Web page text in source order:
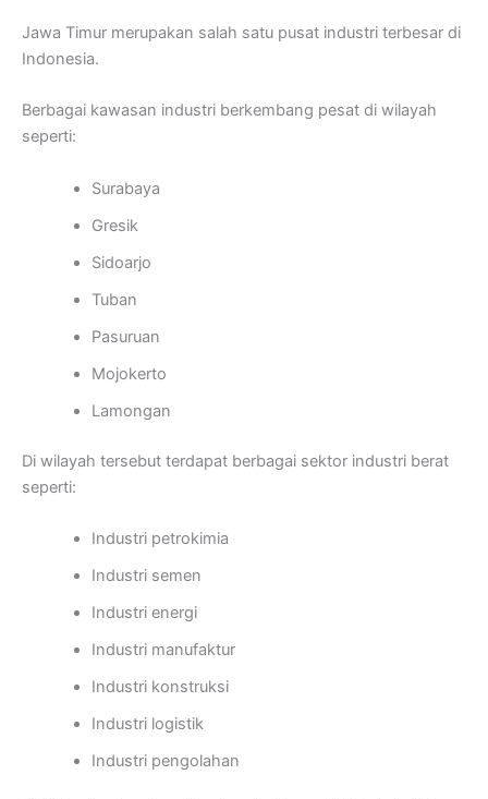
Jawa Timur merupakan salah satu pusat industri terbesar di
Indonesia.
Berbagai kawasan industri berkembang pesat di wilayah
seperti:
Surabaya
Gresik
Sidoarjo
Tuban
Pasuruan
Mojokerto
Lamongan
Di wilayah tersebut terdapat berbagai sektor industri berat
seperti:
Industri petrokimia
Industri semen
Industri energi
Industri manufaktur
Industri konstruksi
Industri logistik
Industri pengolahan